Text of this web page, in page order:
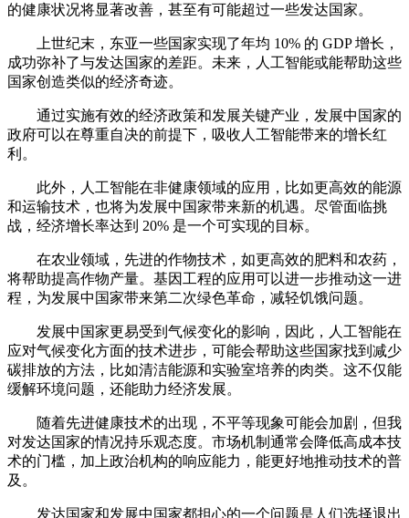
的健康状况将显著改善，甚至有可能超过一些发达国家。
上世纪末，东亚一些国家实现了年均 10% 的 GDP 增长，
成功弥补了与发达国家的差距。未来，人工智能或能帮助这些
国家创造类似的经济奇迹。
通过实施有效的经济政策和发展关键产业，发展中国家的
政府可以在尊重自决的前提下，吸收人工智能带来的增长红
利。
此外，人工智能在非健康领域的应用，比如更高效的能源
和运输技术，也将为发展中国家带来新的机遇。尽管面临挑
战，经济增长率达到 20% 是一个可实现的目标。
在农业领域，先进的作物技术，如更高效的肥料和农药，
将帮助提高作物产量。基因工程的应用可以进一步推动这一进
程，为发展中国家带来第二次绿色革命，减轻饥饿问题。
发展中国家更易受到气候变化的影响，因此，人工智能在
应对气候变化方面的技术进步，可能会帮助这些国家找到减少
碳排放的方法，比如清洁能源和实验室培养的肉类。这不仅能
缓解环境问题，还能助力经济发展。
随着先进健康技术的出现，不平等现象可能会加剧，但我
对发达国家的情况持乐观态度。市场机制通常会降低高成本技
术的门槛，加上政治机构的响应能力，能更好地推动技术的普
及。
发达国家和发展中国家都担心的一个问题是人们选择退出